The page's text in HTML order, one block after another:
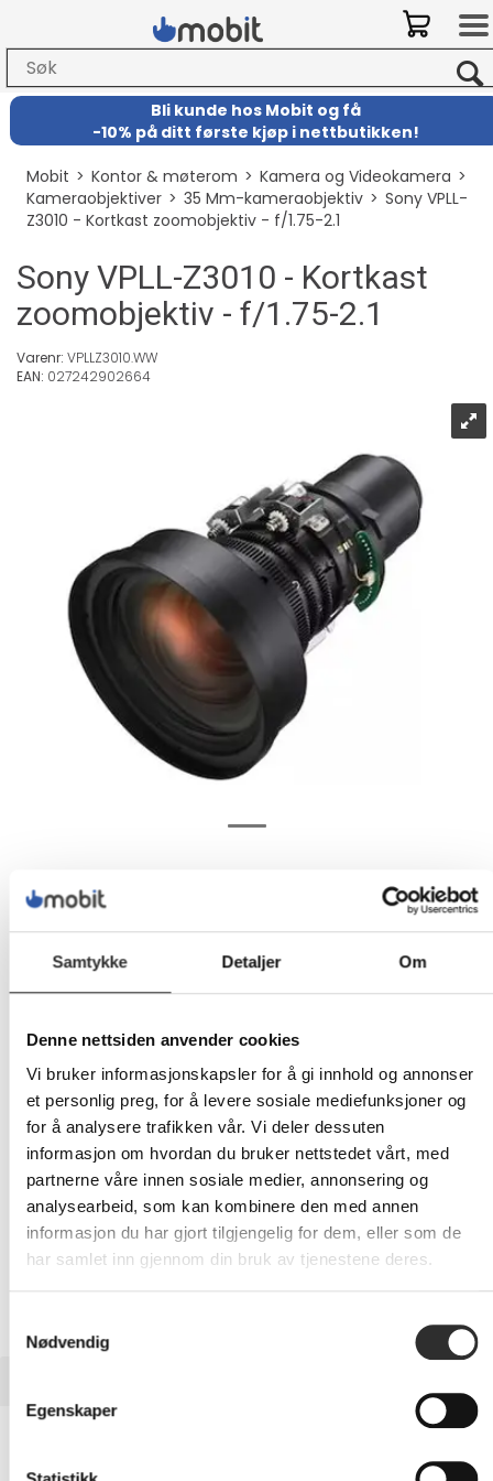
Samtykke Detaljer Om
Denne nettsiden anvender cookies
Vi bruker informasjonskapsler for å gi innhold og annonser
et personlig preg, for å levere sosiale mediefunksjoner og
for å analysere trafikken vår. Vi deler dessuten
informasjon om hvordan du bruker nettstedet vårt, med
partnerne våre innen sosiale medier, annonsering og
analysearbeid, som kan kombinere den med annen
informasjon du har gjort tilgjengelig for dem, eller som de
har samlet inn gjennom din bruk av tjenestene deres.
Nødvendig
Egenskaper
Bli kunde hos Mobit og få
-10% på ditt første kjøp i nettbutikken!
Mobit>Kontor & møterom>Kamera og Videokamera>
Kameraobjektiver>35 Mm-kameraobjektiv>Sony VPLL-
Z3010 - Kortkast zoomobjektiv - f/1.75-2.1
Sony VPLL-Z3010 - Kortkast
zoomobjektiv - f/1.75-2.1
Varenr: VPLLZ3010.WW
EAN: 027242902664
25 535,-
- +
LEGG I HANDLEVOGN
Nettlager: Ikke på lager (estimert16dager)
Sony VPLL-Z3010 - Kortkast zoomobjektiv